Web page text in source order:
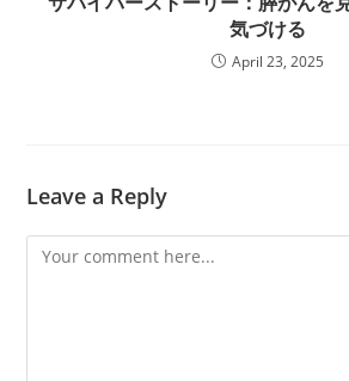
気づける
April 23, 2025
Leave a Reply
Comment